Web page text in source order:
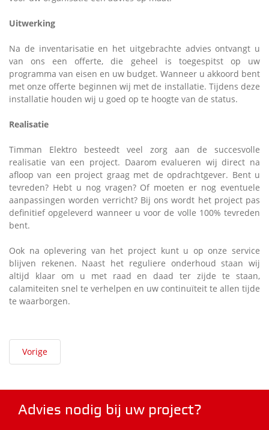
Uitwerking
Na de inventarisatie en het uitgebrachte advies ontvangt u
van ons een offerte, die geheel is toegespitst op uw
programma van eisen en uw budget. Wanneer u akkoord bent
met onze offerte beginnen wij met de installatie. Tijdens deze
installatie houden wij u goed op te hoogte van de status.
Realisatie
Timman Elektro besteedt veel zorg aan de succesvolle
realisatie van een project. Daarom evalueren wij direct na
afloop van een project graag met de opdrachtgever. Bent u
tevreden? Hebt u nog vragen? Of moeten er nog eventuele
aanpassingen worden verricht? Bij ons wordt het project pas
definitief opgeleverd wanneer u voor de volle 100% tevreden
bent.
Ook na oplevering van het project kunt u op onze service
blijven rekenen. Naast het reguliere onderhoud staan wij
altijd klaar om u met raad en daad ter zijde te staan,
calamiteiten snel te verhelpen en uw continuïteit te allen tijde
te waarborgen.
Vorige
Advies nodig bij uw project?